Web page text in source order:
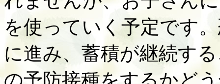
を使っていく予定です
に進み、蓄積が継続す